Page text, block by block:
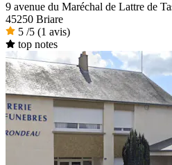
9 avenue du Maréchal de Lattre de
45250 Briare
5 /5 (1 avis)
top notes